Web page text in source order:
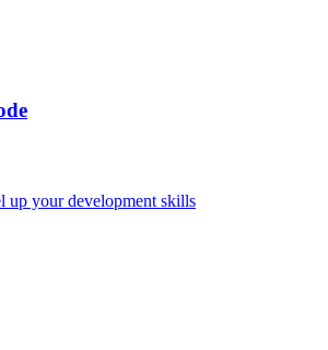
up your development skills